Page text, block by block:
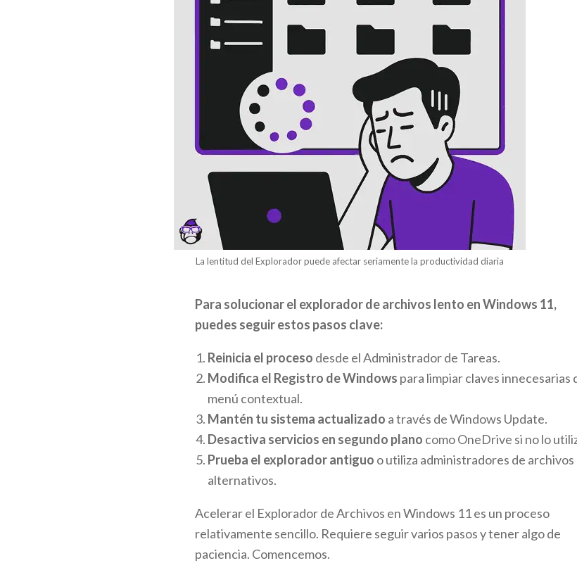
La lentitud del Explorador puede afectar seriamente la productividad diaria
Para solucionar el explorador de archivos lento en Windows 11,
puedes seguir estos pasos clave:
Reinicia el proceso desde el Administrador de Tareas.
Modifica el Registro de Windows para limpiar claves innecesarias
menú contextual.
Mantén tu sistema actualizado a través de Windows Update.
Desactiva servicios en segundo plano como OneDrive si no lo
Prueba el explorador antiguo o utiliza administradores de archivos
alternativos.
Acelerar el Explorador de Archivos en Windows 11 es un proceso
relativamente sencillo. Requiere seguir varios pasos y tener algo de
paciencia. Comencemos.